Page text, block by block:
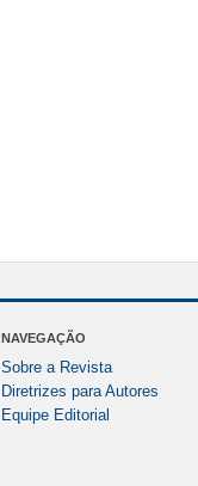
NAVEGAÇÃO
Sobre a Revista
Diretrizes para Autores
Equipe Editorial